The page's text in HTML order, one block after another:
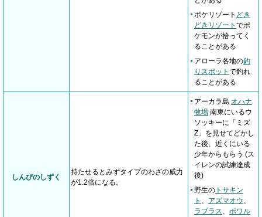
ポケリゾート どき
どきリゾート でポ
ケモンが拾ってく
ることがある
アローラ各地の釣
りスポット で釣れ
ることがある
しんぴのしずく
持たせるとみずタイプのわざの威力
が1.2倍になる。
アーカラ島 オハナ
牧場 南東にいるウ
ソッキーに「ミズ
Z」を見せてどかし
た後、近くにいる
少年からもらう (ス
イレンの試練達成
後)
野生の トサキン
ト 、 アズマオウ、
ラプラス、 ポワル